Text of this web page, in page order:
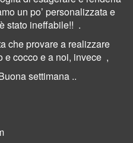
un po’ personalizzatae
stato ineffabile!! .
che provare a realizzare
e cocco e a noi, invece ,
settimana ..